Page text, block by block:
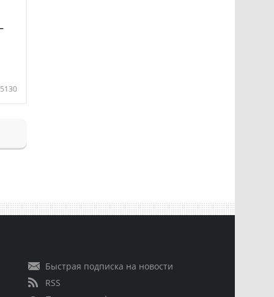
5130
Быстрая подписка на новости
RSS